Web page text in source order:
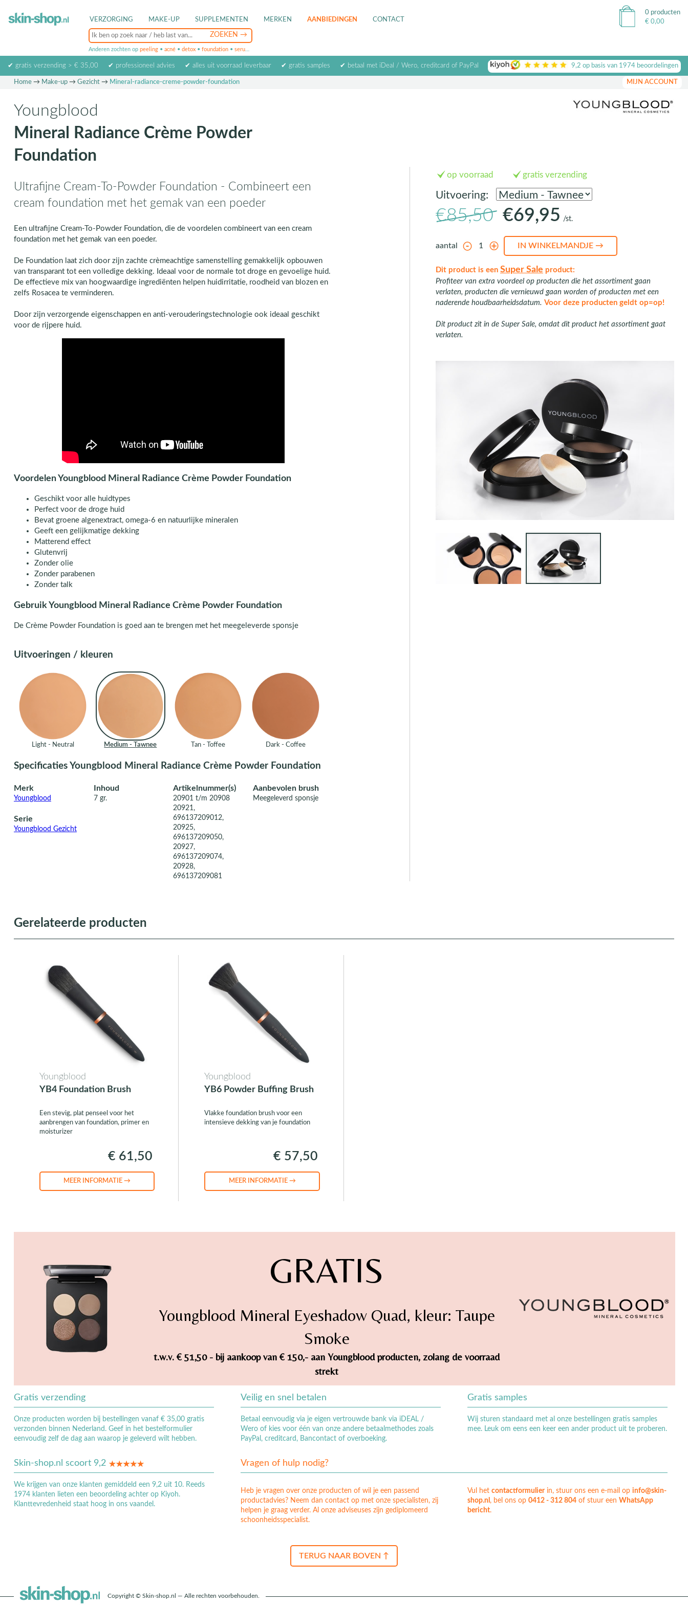
VERZORGING MAKE-UP SUPPLEMENTEN MERKEN AANBIEDINGEN CONTACT
Anderen zochten op peeling • acné • detox • foundation • serum
0 producten
€ 0,00
✔ gratis verzending > € 35,00 ✔ professioneel advies ✔ alles uit voorraad leverbaar ✔ gratis samples ✔ betaal met iDeal / Wero, creditcard of PayPal 9,2 op basis van 1974beoordelingen
MIJN ACCOUNT
Home→ Make-up→ Gezicht→ Mineral-radiance-creme-powder-foundation
Youngblood
Mineral Radiance Crème Powder
Foundation
Ultrafijne Cream-To-Powder Foundation - Combineert een
cream foundation met het gemak van een poeder
Een ultrafijne Cream-To-Powder Foundation, die de voordelen combineert van een cream
foundation met het gemak van een poeder.
De Foundation laat zich door zijn zachte crèmeachtige samenstelling gemakkelijk opbouwen
van transparant tot een volledige dekking. Ideaal voor de normale tot droge en gevoelige huid.
De effectieve mix van hoogwaardige ingrediënten helpen huidirritatie, roodheid van blozen en
zelfs Rosacea te verminderen.
Door zijn verzorgende eigenschappen en anti-verouderingstechnologie ook ideaal geschikt
voor de rijpere huid.
Voordelen Youngblood Mineral Radiance Crème Powder Foundation
Geschikt voor alle huidtypes
Perfect voor de droge huid
Bevat groene algenextract, omega-6 en natuurlijke mineralen
Geeft een gelijkmatige dekking
Matterend effect
Glutenvrij
Zonder olie
Zonder parabenen
Zonder talk
Gebruik Youngblood Mineral Radiance Crème Powder Foundation
De Crème Powder Foundation is goed aan te brengen met het meegeleverde sponsje
Uitvoeringen / kleuren
Light - Neutral Medium - Tawnee Tan - Toffee Dark - Coffee
Specificaties Youngblood Mineral Radiance Crème Powder Foundation
Merk
Youngblood
Serie
Youngblood Gezicht
Inhoud
7 gr.
Artikelnummer(s)
20901 t/m 20908
20921,
696137209012,
20925,
696137209050,
20927,
696137209074,
20928,
696137209081
Aanbevolen brush
Meegeleverd sponsje
op voorraad gratis verzending
Uitvoering:
€85,50 €69,95 /st.
aantal
Dit product is eenSuper Sale product:
Profiteer van extra voordeel op producten die het assortiment gaan
verlaten, producten die vernieuwd gaan worden of producten met een
naderende houdbaarheidsdatum. Voor deze producten geldt op=op!
Dit product zit in de Super Sale, omdat dit product het assortiment gaat
verlaten.
Gerelateerde producten
Youngblood
YB4 Foundation Brush
Een stevig, plat penseel voor het
aanbrengen van foundation, primer en
moisturizer
€ 61,50
MEER INFORMATIE →
Youngblood
YB6 Powder Buffing Brush
Vlakke foundation brush voor een
intensieve dekking van je foundation
€ 57,50
MEER INFORMATIE →
GRATIS
Youngblood Mineral Eyeshadow Quad, kleur: Taupe
Smoke
t.w.v. € 51,50 - bij aankoop van € 150,- aan Youngblood producten, zolang de voorraad
strekt
Gratis verzending
Onze producten worden bij bestellingen vanaf € 35,00 gratis
verzonden binnen Nederland. Geef in het bestelformulier
eenvoudig zelf de dag aan waarop je geleverd wilt hebben.
Veilig en snel betalen
Betaal eenvoudig via je eigen vertrouwde bank via iDEAL /
Wero of kies voor één van onze andere betaalmethodes zoals
PayPal, creditcard, Bancontact of overboeking.
Gratis samples
Wij sturen standaard met al onze bestellingen gratis samples
mee. Leuk om eens een keer een ander product uit te proberen.
Skin-shop.nl scoort 9,2
We krijgen van onze klanten gemiddeld een 9,2 uit 10. Reeds
1974 klanten lieten een beoordeling achter op Kiyoh.
Klanttevredenheid staat hoog in ons vaandel.
Vragen of hulp nodig?
Heb je vragen over onze producten of wil je een passend
productadvies? Neem dan contact op met onze specialisten, zij
helpen je graag verder. Al onze adviseuses zijn gediplomeerd
schoonheidsspecialist.
Vul het contactformulierin, stuur ons een e-mail op info@skin-
shop.nl , bel ons op 0412 - 312 804of stuur een WhatsApp
bericht.
TERUG NAAR BOVEN ↑
Copyright © Skin-shop.nl — Alle rechten voorbehouden.